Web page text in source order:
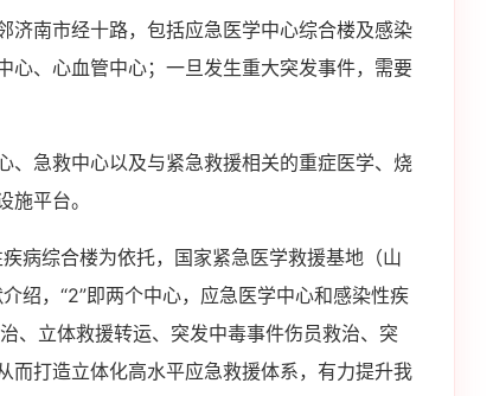
济南市经十路，包括应急医学中心综合楼及感染
心、心血管中心；一旦发生重大突发事件，需要
、急救中心以及与紧急救援相关的重症医学、烧
平台。
病综合楼为依托，国家紧急医学救援基地（山
绍，“2”即两个中心，应急医学中心和感染性疾
、立体救援转运、突发中毒事件伤员救治、突
而打造立体化高水平应急救援体系，有力提升我